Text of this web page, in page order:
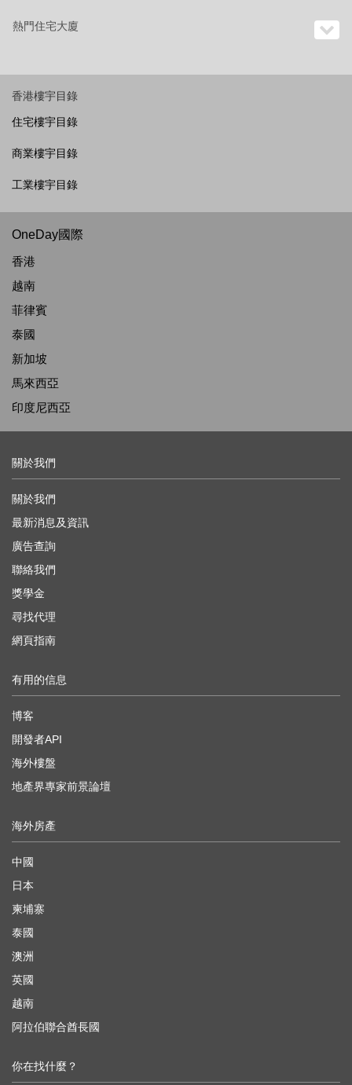
熱門住宅大廈
香港樓宇目錄
住宅樓宇目錄
商業樓宇目錄
工業樓宇目錄
OneDay國際
香港
越南
菲律賓
泰國
新加坡
馬來西亞
印度尼西亞
關於我們
關於我們
最新消息及資訊
廣告查詢
聯絡我們
獎學金
尋找代理
網頁指南
有用的信息
博客
開發者API
海外樓盤
地產界專家前景論壇
海外房產
中國
日本
柬埔寨
泰國
澳洲
英國
越南
阿拉伯聯合酋長國
你在找什麼？